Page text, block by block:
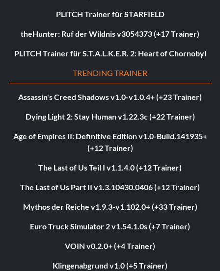
PLITCH Trainer für STARFIELD
theHunter: Ruf der Wildnis v3054373 (+17 Trainer)
PLITCH Trainer für S.T.A.L.K.E.R. 2: Heart of Chornobyl
TRENDING TRAINER
Assassin's Creed Shadows v1.0-v1.0.4+ (+23 Trainer)
Dying Light 2: Stay Human v1.22.3c (+22 Trainer)
Age of Empires II: Definitive Edition v1.0-Build.141935+
(+12 Trainer)
The Last of Us Teil I v1.1.4.0 (+12 Trainer)
The Last of Us Part II v1.3.10430.0406 (+12 Trainer)
Mythos der Reiche v1.9.3-v1.102.0+ (+33 Trainer)
Euro Truck Simulator 2 v1.54.1.0s (+7 Trainer)
VOIN v0.2.0+ (+4 Trainer)
Klingenabgrund v1.0 (+5 Trainer)